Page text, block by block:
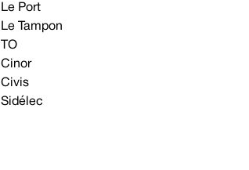
Le Port
Le Tampon
TO
Cinor
Civis
Sidélec